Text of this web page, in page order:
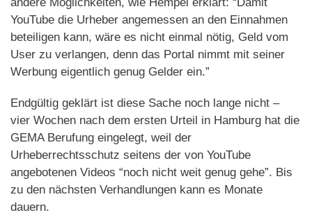
YouTube die Urheber angemessen an den Einnahmen
beteiligen kann, wäre es nicht einmal nötig, Geld vom
User zu verlangen, denn das Portal nimmt mit seiner
Werbung eigentlich genug Gelder ein.”
Endgültig geklärt ist diese Sache noch lange nicht –
vier Wochen nach dem ersten Urteil in Hamburg hat die
GEMA Berufung eingelegt, weil der
Urheberrechtsschutz seitens der von YouTube
angebotenen Videos “noch nicht weit genug gehe”. Bis
zu den nächsten Verhandlungen kann es Monate
dauern.